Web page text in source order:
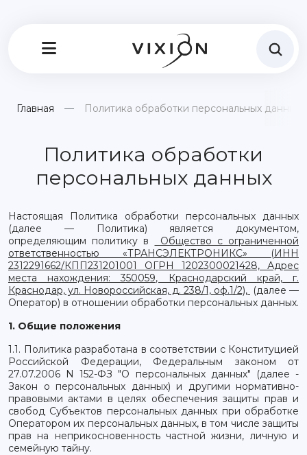
Главная Политика обработки персональных данных
Политика обработки
персональных данных
Настоящая Политика обработки персональных данных
(далее — Политика) является документом,
определяющим политику в
Общество с ограниченной
ответственностью «ТРАНСЭЛЕКТРОНИКС» (ИНН
2312291662/КПП231201001 ОГРН 1202300021428, Адрес
места нахождения: 350059, Краснодарский край, г.
Краснодар, ул. Новороссийская, д. 238/1, оф.1/2), (далее —
Оператор) в отношении обработки персональных данных.
1. Общие положения
1.1. Политика разработана в соответствии с Конституцией
Российской Федерации, Федеральным законом от
27.07.2006 N 152-ФЗ "О персональных данных" (далее -
Закон о персональных данных) и другими нормативно-
правовыми актами в целях обеспечения защиты прав и
свобод Субъектов персональных данных при обработке
Оператором их персональных данных, в том числе защиты
прав на неприкосновенность частной жизни, личную и
семейную тайну.